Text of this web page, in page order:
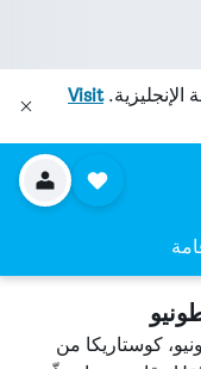
الإنجليزية.Visit
كوستاريكا من